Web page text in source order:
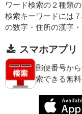
ワード検索の２種類
検索キーワードには
の数字・住所の漢字
スマホアプリ
郵便番号か
索できる無料